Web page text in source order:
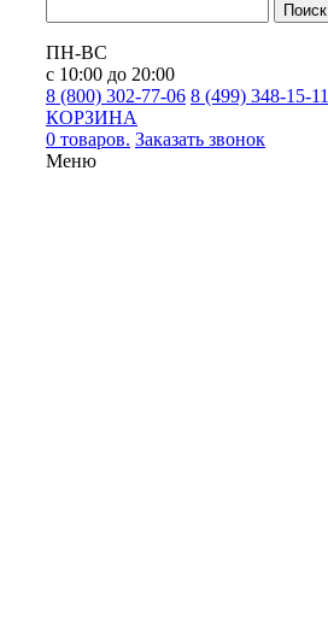
Поиск
ПН-ВС
с 10:00 до 20:00
8 (800) 302-77-06 8 (499) 348-15-11
КОРЗИНА
0 товаров. Заказать звонок
Меню